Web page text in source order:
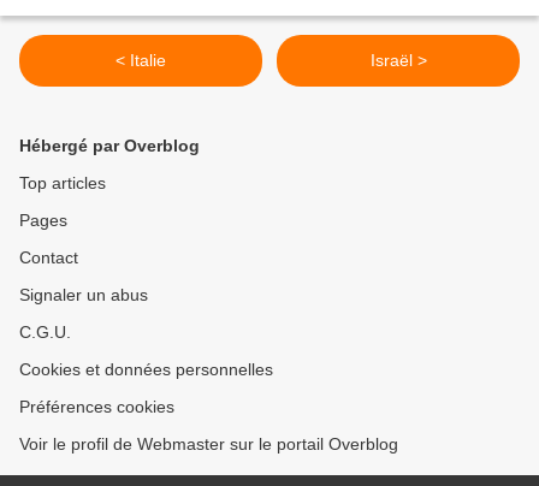
< Italie Israël >
Hébergé par Overblog
Top articles
Pages
Contact
Signaler un abus
C.G.U.
Cookies et données personnelles
Préférences cookies
Voir le profil de Webmaster sur le portail Overblog